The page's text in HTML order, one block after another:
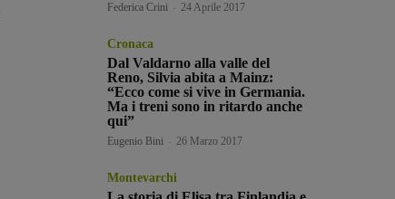
Federica Crini 24 Aprile 2017
Cronaca
Dal Valdarno alla valle del
Reno, Silvia abita a Mainz:
“Ecco come si vive in Germania.
Ma i treni sono in ritardo anche
qui”
Eugenio Bini 26 Marzo 2017
Montevarchi